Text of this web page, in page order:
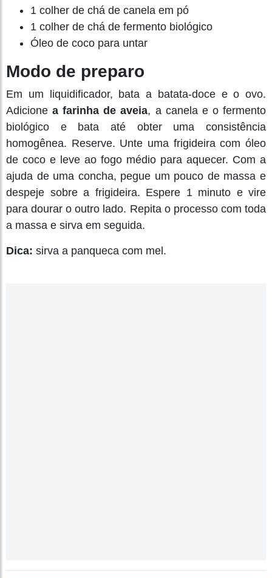
1 colher de chá de canela em pó
1 colher de chá de fermento biológico
Óleo de coco para untar
Modo de preparo
Em um liquidificador, bata a batata-doce e o ovo.
Adicionea farinha de aveia, a canela e o fermento
biológico e bata até obter uma consistência
homogênea. Reserve. Unte uma frigideira com óleo
de coco e leve ao fogo médio para aquecer. Com a
ajuda de uma concha, pegue um pouco de massa e
despeje sobre a frigideira. Espere 1 minuto e vire
para dourar o outro lado. Repita o processo com toda
a massa e sirva em seguida.
Dica: sirva a panqueca com mel.